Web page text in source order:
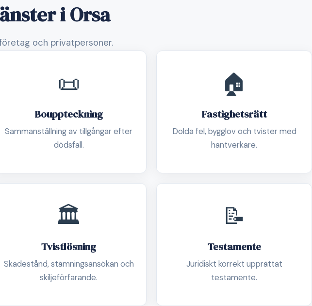
i Orsa
och privatpersoner.
📜
Bouppteckning
Sammanställning av tillgångar efter
dödsfall.
🏠
Fastighetsrätt
Dolda fel, bygglov och tvister med
hantverkare.
🏛️
Tvistlösning
Skadestånd, stämningsansökan och
skiljeförfarande.
📝
Testamente
Juridiskt korrekt upprättat
testamente.